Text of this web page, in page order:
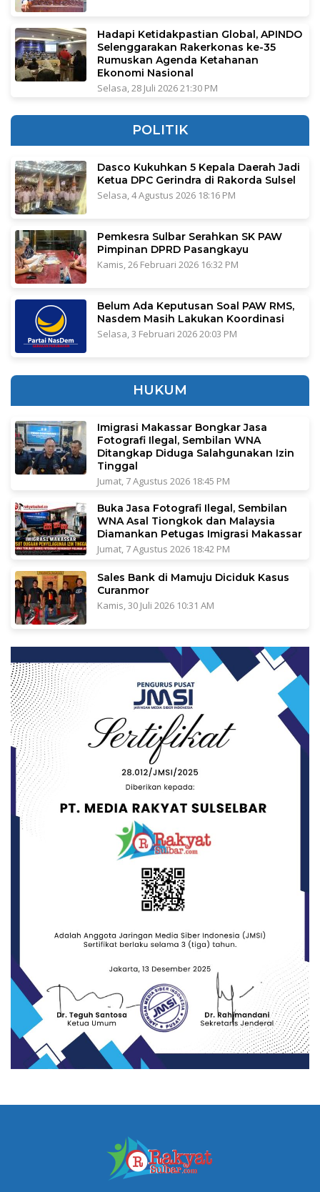
Hadapi Ketidakpastian Global, APINDO
Selenggarakan Rakerkonas ke-35
Rumuskan Agenda Ketahanan
Ekonomi Nasional
Selasa, 28 Juli 2026 21:30 PM
POLITIK
Dasco Kukuhkan 5 Kepala Daerah Jadi
Ketua DPC Gerindra di Rakorda Sulsel
Selasa, 4 Agustus 2026 18:16 PM
Pemkesra Sulbar Serahkan SK PAW
Pimpinan DPRD Pasangkayu
Kamis, 26 Februari 2026 16:32 PM
Belum Ada Keputusan Soal PAW RMS,
Nasdem Masih Lakukan Koordinasi
Selasa, 3 Februari 2026 20:03 PM
HUKUM
Imigrasi Makassar Bongkar Jasa
Fotografi Ilegal, Sembilan WNA
Ditangkap Diduga Salahgunakan Izin
Tinggal
Jumat, 7 Agustus 2026 18:45 PM
Buka Jasa Fotografi Ilegal, Sembilan
WNA Asal Tiongkok dan Malaysia
Diamankan Petugas Imigrasi Makassar
Jumat, 7 Agustus 2026 18:42 PM
Sales Bank di Mamuju Diciduk Kasus
Curanmor
Kamis, 30 Juli 2026 10:31 AM